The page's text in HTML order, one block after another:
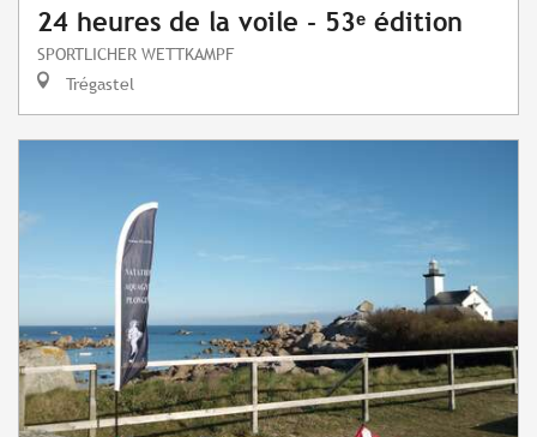
24 heures de la voile - 53ᵉ édition
SPORTLICHER WETTKAMPF
Trégastel